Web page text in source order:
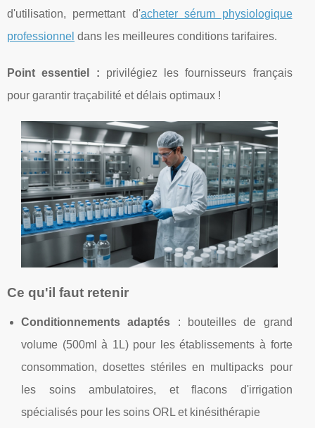
d'utilisation, permettant d'acheter sérum physiologique
professionnel dans les meilleures conditions tarifaires.
Point essentiel : privilégiez les fournisseurs français
pour garantir traçabilité et délais optimaux !
Ce qu'il faut retenir
Conditionnements adaptés : bouteilles de grand
volume (500ml à 1L) pour les établissements à forte
consommation, dosettes stériles en multipacks pour
les soins ambulatoires, et flacons d'irrigation
spécialisés pour les soins ORL et kinésithérapie